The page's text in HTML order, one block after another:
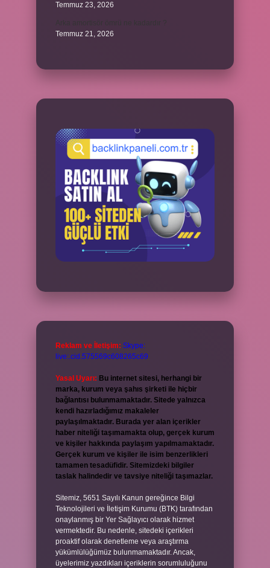
Temmuz 23, 2026
Temmuz 21, 2026
Reklam ve İletişim: Skype:
live:.cid.575569c608265c69
Yasal Uyarı: Bu internet sitesi, herhangi bir
marka, kurum veya şahıs şirketi ile hiçbir
bağlantısı bulunmamaktadır. Sitede yalnızca
kendi hazırladığımız makaleler
paylaşılmaktadır. Burada yer alan içerikler
haber niteliği taşımamakta olup, gerçek kurum
ve kişiler hakkında paylaşım yapılmamaktadır.
Gerçek kurum ve kişiler ile isim benzerlikleri
tamamen tesadüfidir. Sitemizdeki bilgiler
taslak halindedir ve tavsiye niteliği taşımazlar.
Sitemiz, 5651 Sayılı Kanun gereğince Bilgi
Teknolojileri ve İletişim Kurumu (BTK) tarafından
onaylanmış bir Yer Sağlayıcı olarak hizmet
vermektedir. Bu nedenle, sitedeki içerikleri
proaktif olarak denetleme veya araştırma
yükümlülüğümüz bulunmamaktadır. Ancak,
üyelerimiz yazdıkları içeriklerin sorumluluğunu